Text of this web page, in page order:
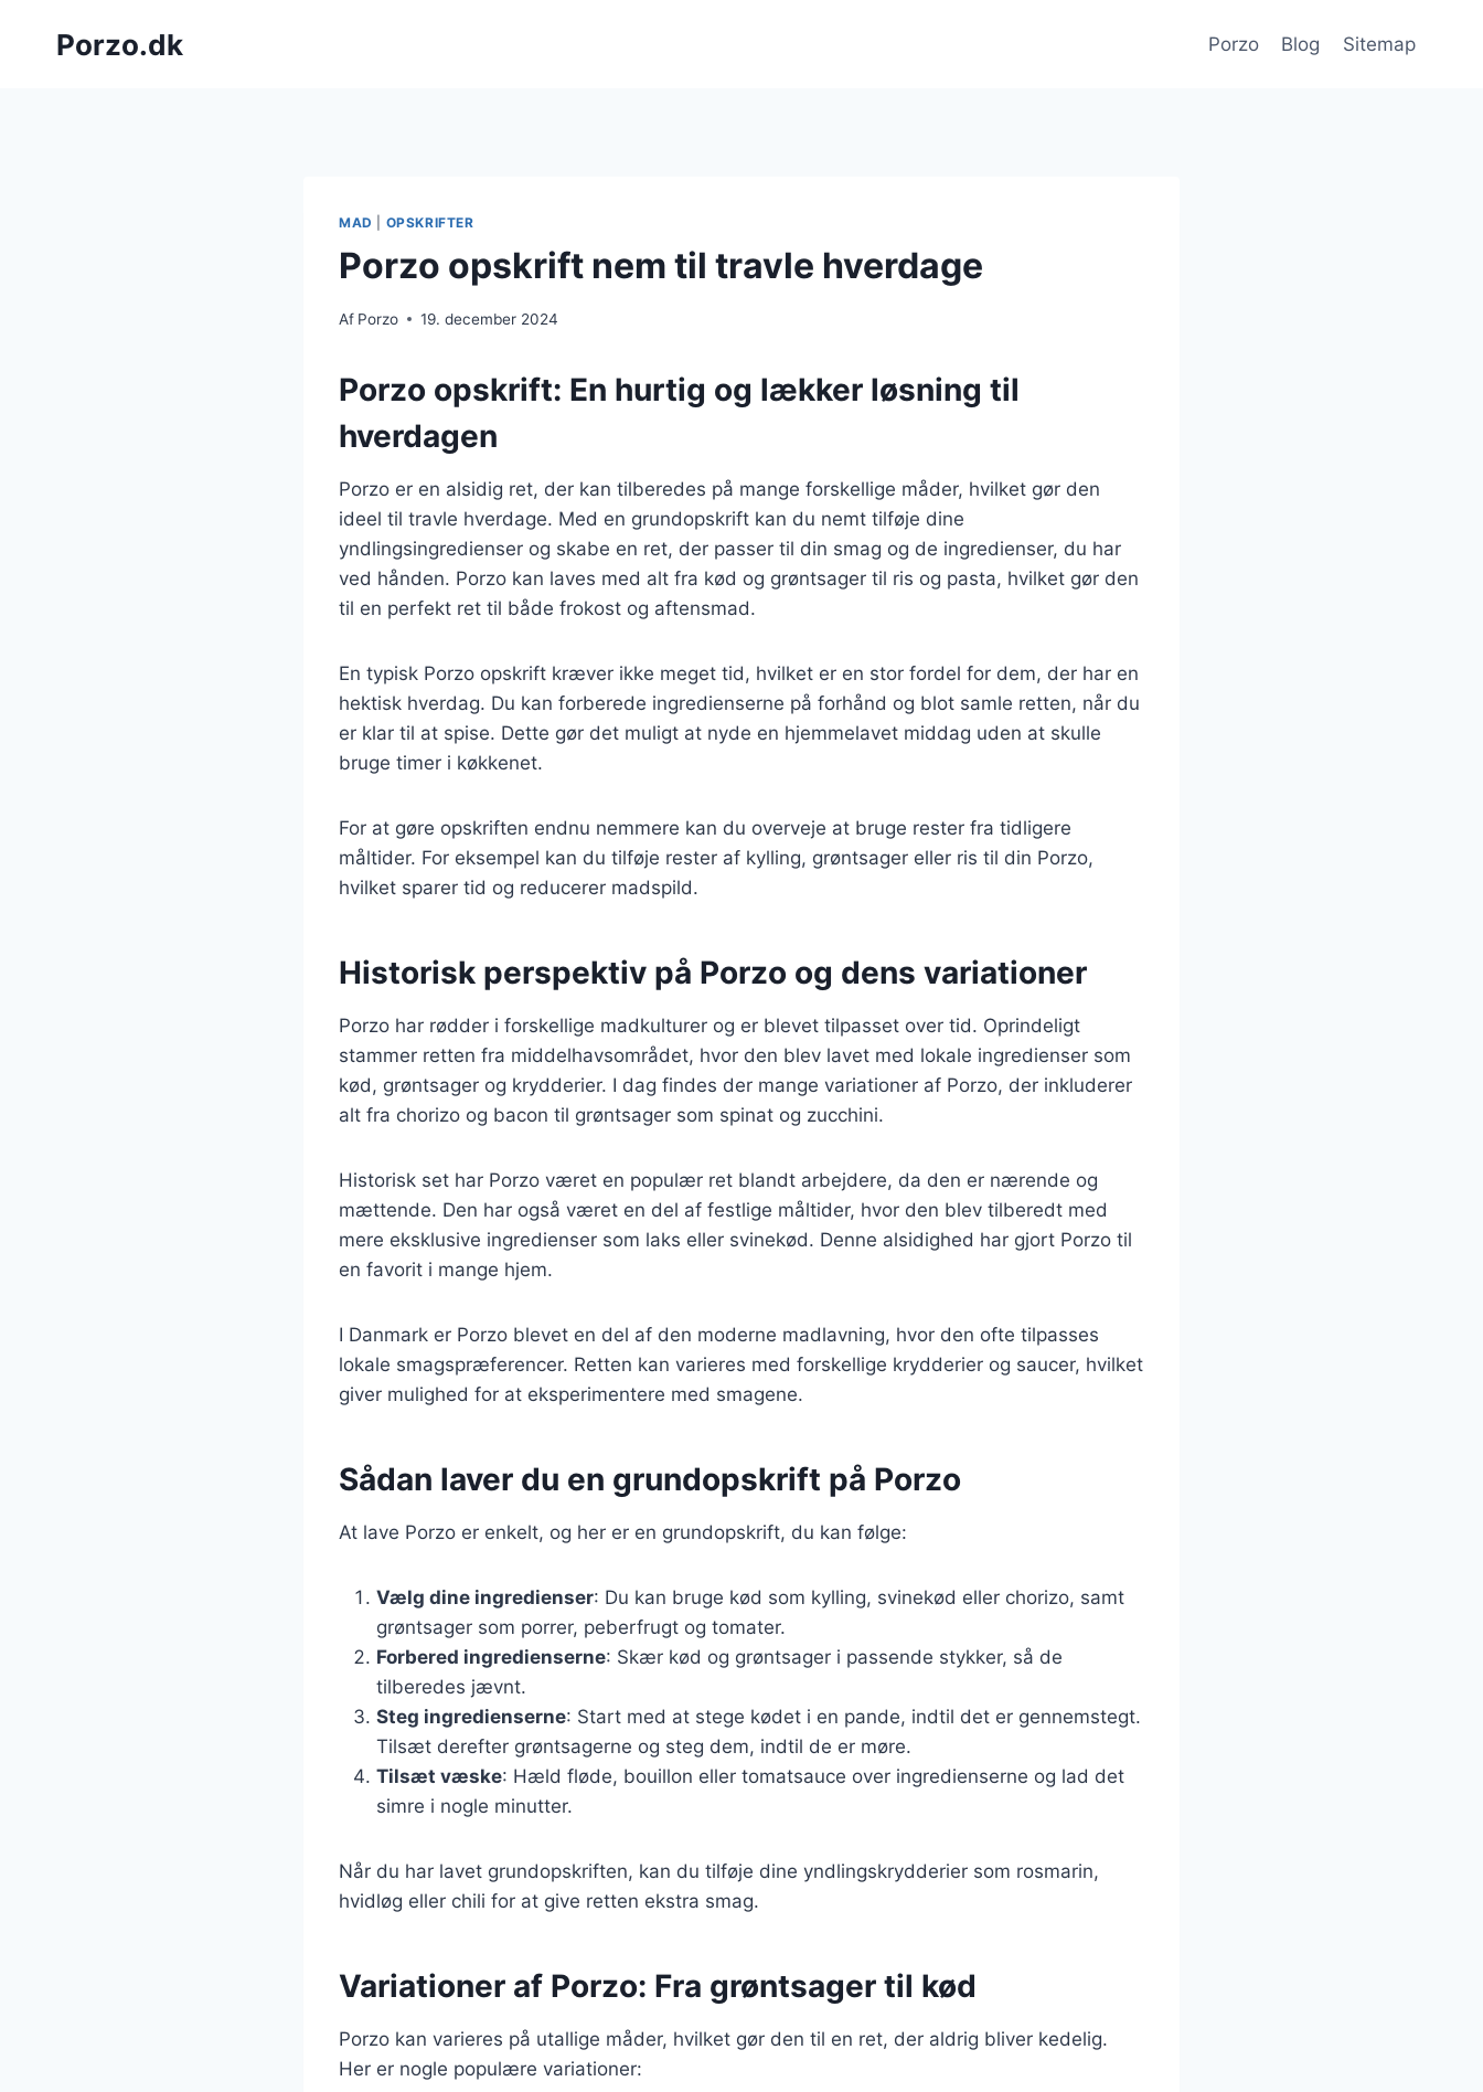
Porzo.dk Porzo Blog Sitemap
MAD OPSKRIFTER
Porzo opskrift nem til travle hverdage
Af Porzo 19. december 2024
Porzo opskrift: En hurtig og lækker løsning til
hverdagen
Porzo er en alsidig ret, der kan tilberedes på mange forskellige måder, hvilket gør den
ideel til travle hverdage. Med en grundopskrift kan du nemt tilføje dine
yndlingsingredienser og skabe en ret, der passer til din smag og de ingredienser, du har
ved hånden. Porzo kan laves med alt fra kød og grøntsager til ris og pasta, hvilket gør den
til en perfekt ret til både frokost og aftensmad.
En typisk Porzo opskrift kræver ikke meget tid, hvilket er en stor fordel for dem, der har en
hektisk hverdag. Du kan forberede ingredienserne på forhånd og blot samle retten, når du
er klar til at spise. Dette gør det muligt at nyde en hjemmelavet middag uden at skulle
bruge timer i køkkenet.
For at gøre opskriften endnu nemmere kan du overveje at bruge rester fra tidligere
måltider. For eksempel kan du tilføje rester af kylling, grøntsager eller ris til din Porzo,
hvilket sparer tid og reducerer madspild.
Historisk perspektiv på Porzo og dens variationer
Porzo har rødder i forskellige madkulturer og er blevet tilpasset over tid. Oprindeligt
stammer retten fra middelhavsområdet, hvor den blev lavet med lokale ingredienser som
kød, grøntsager og krydderier. I dag findes der mange variationer af Porzo, der inkluderer
alt fra chorizo og bacon til grøntsager som spinat og zucchini.
Historisk set har Porzo været en populær ret blandt arbejdere, da den er nærende og
mættende. Den har også været en del af festlige måltider, hvor den blev tilberedt med
mere eksklusive ingredienser som laks eller svinekød. Denne alsidighed har gjort Porzo til
en favorit i mange hjem.
I Danmark er Porzo blevet en del af den moderne madlavning, hvor den ofte tilpasses
lokale smagspræferencer. Retten kan varieres med forskellige krydderier og saucer, hvilket
giver mulighed for at eksperimentere med smagene.
Sådan laver du en grundopskrift på Porzo
At lave Porzo er enkelt, og her er en grundopskrift, du kan følge:
Vælg dine ingredienser: Du kan bruge kød som kylling, svinekød eller chorizo, samt
grøntsager som porrer, peberfrugt og tomater.
Forbered ingredienserne: Skær kød og grøntsager i passende stykker, så de
tilberedes jævnt.
Steg ingredienserne: Start med at stege kødet i en pande, indtil det er gennemstegt.
Tilsæt derefter grøntsagerne og steg dem, indtil de er møre.
Tilsæt væske: Hæld fløde, bouillon eller tomatsauce over ingredienserne og lad det
simre i nogle minutter.
Når du har lavet grundopskriften, kan du tilføje dine yndlingskrydderier som rosmarin,
hvidløg eller chili for at give retten ekstra smag.
Variationer af Porzo: Fra grøntsager til kød
Porzo kan varieres på utallige måder, hvilket gør den til en ret, der aldrig bliver kedelig.
Her er nogle populære variationer: